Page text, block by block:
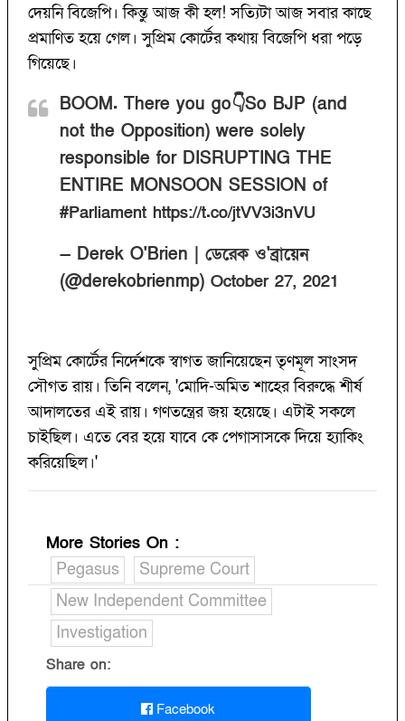
দেয়নি বিজেপি। কিন্তু আজ কী হল! সত্যিটা আজ সবার কাছে
প্রমাণিত হয়ে গেল। সুপ্রিম কোর্টের কথায় বিজেপি ধরা পড়ে
গিয়েছে।
BOOM. There you go👇So BJP (and
not the Opposition) were solely
responsible for DISRUPTING THE
ENTIRE MONSOON SESSION of
#Parliament https://t.co/jtVV3i3nVU
— Derek O'Brien | ডেরেক ও'ব্রায়েন
(@derekobrienmp) October 27, 2021
সুপ্রিম কোর্টের নির্দেশকে স্বাগত জানিয়েছেন তৃণমূল সাংসদ
সৌগত রায়। তিনি বলেন, 'মোদি-অমিত শাহের বিরুদ্ধে শীর্ষ
আদালতের এই রায়। গণতন্ত্রের জয় হয়েছে। এটাই সকলে
চাইছিল। এতে বের হয়ে যাবে কে পেগাসাসকে দিয়ে হ্যাকিং
করিয়েছিল।'
More Stories On :
Pegasus
Supreme Court
New Independent Committee
Investigation
Share on:
Facebook